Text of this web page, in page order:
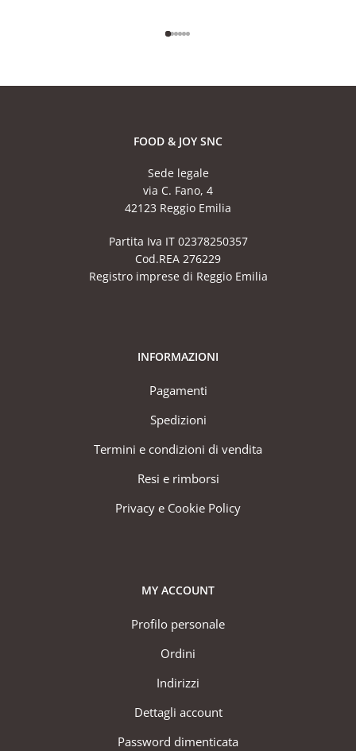
FOOD & JOY SNC
Sede legale
via C. Fano, 4
42123 Reggio Emilia
Partita Iva IT 02378250357
Cod.REA 276229
Registro imprese di Reggio Emilia
INFORMAZIONI
Pagamenti
Spedizioni
Termini e condizioni di vendita
Resi e rimborsi
Privacy e Cookie Policy
MY ACCOUNT
Profilo personale
Ordini
Indirizzi
Dettagli account
Password dimenticata